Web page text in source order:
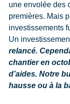
une envolée des
premières. Mais
investissements
Un
relancé.
chantier en
d’aides. Notre
hausse ou à la